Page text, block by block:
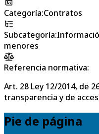
Categoría:Contratos
Subcategoría:
menores
Referencia normativa:
Art. 28 Ley 12/2014, de
transparencia y de
Pie de página